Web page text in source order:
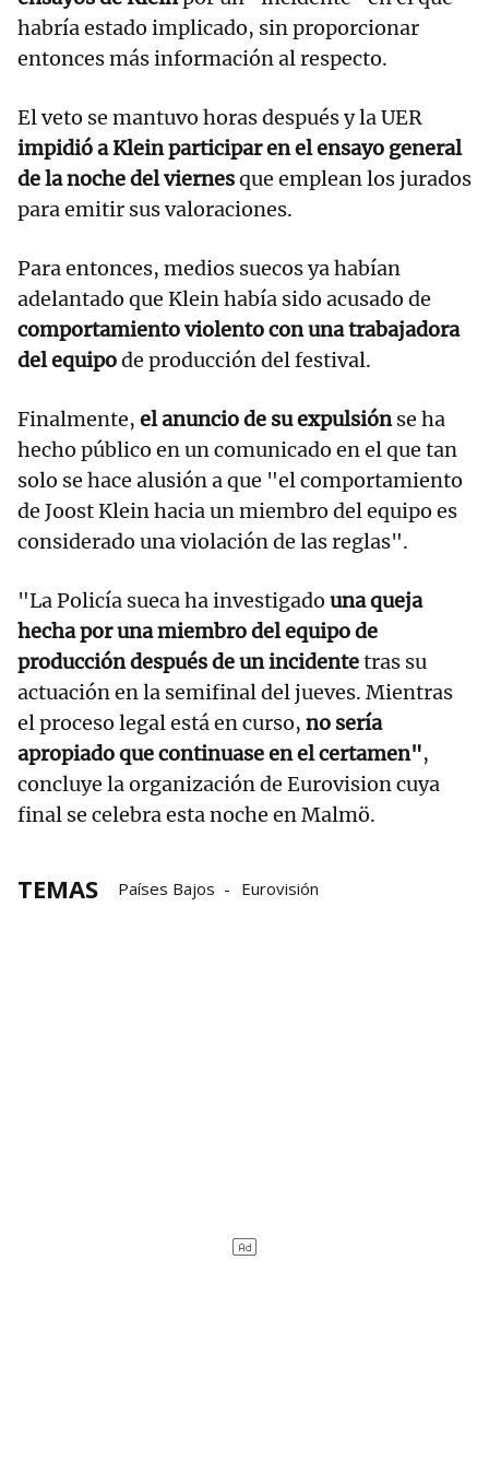
habría estado implicado, sin proporcionar
entonces más información al respecto.
El veto se mantuvo horas después y la UER
impidió a Klein participar en el ensayo general
de la noche del viernesque emplean los jurados
para emitir sus valoraciones.
Para entonces, medios suecos ya habían
adelantado que Klein había sido acusado de
comportamiento violento con una trabajadora
del equipode producción del festival.
Finalmente, el anuncio de su expulsiónse ha
hecho público en un comunicado en el que tan
solo se hace alusión a que "el comportamiento
de Joost Klein hacia un miembro del equipo es
considerado una violación de las reglas".
"La Policía sueca ha investigado una queja
hecha por una miembro del equipo de
producción después de un incidentetras su
actuación en la semifinal del jueves. Mientras
el proceso legal está en curso, no sería
apropiado que continuase en el certamen",
concluye la organización de Eurovision cuya
final se celebra esta noche en Malmö.
TEMAS Países Bajos Eurovisión